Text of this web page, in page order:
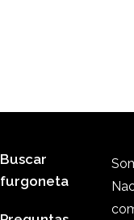
Buscar
furgoneta